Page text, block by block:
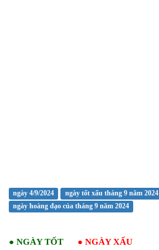
ngày 4/9/2024
ngày tốt xấu tháng 9 năm 2024
ngày hoàng đạo của tháng 9 năm 2024
● NGÀY TỐT ● NGÀY XẤU